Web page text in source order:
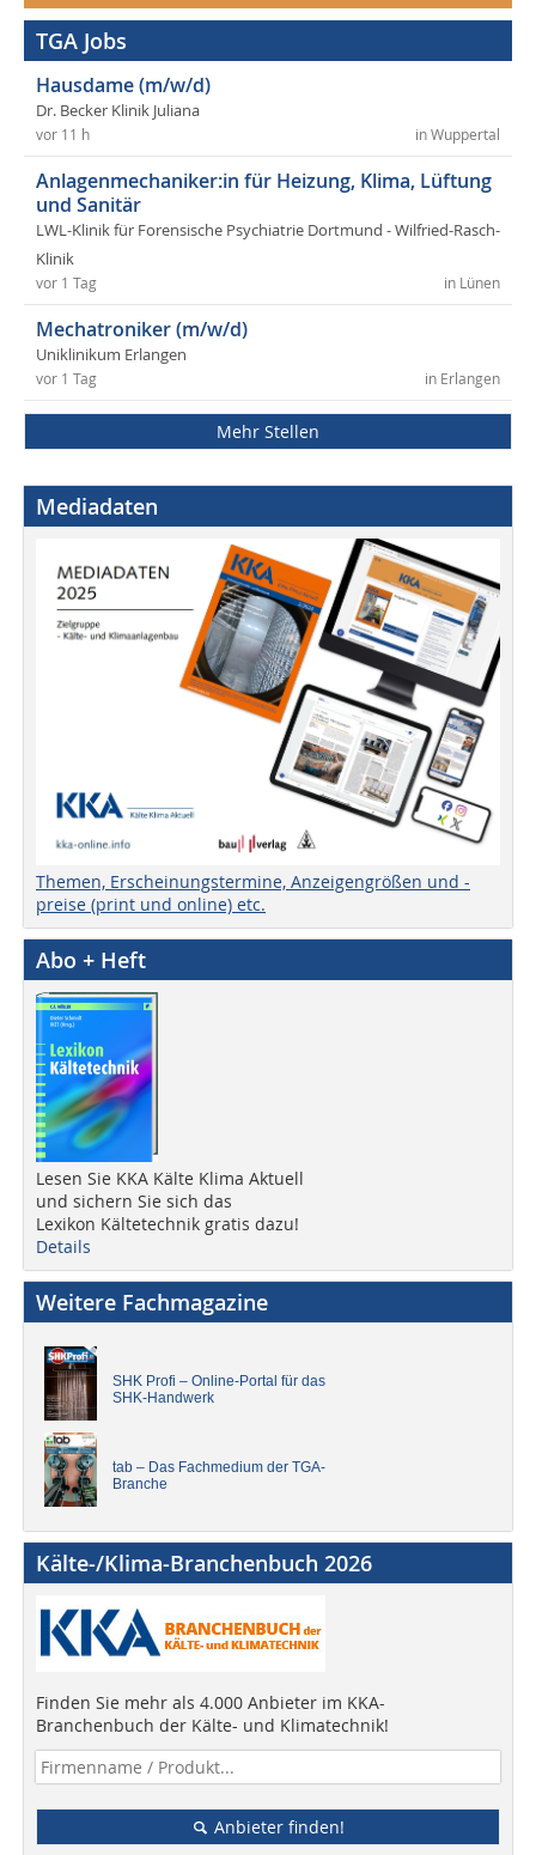
TGA Jobs
Hausdame (m/w/d)
Dr. Becker Klinik Juliana
in Wuppertal
vor 11 h
Anlagenmechaniker:in für Heizung, Klima, Lüftung
und Sanitär
LWL-Klinik für Forensische Psychiatrie Dortmund - Wilfried-Rasch-
Klinik
in Lünen
vor 1 Tag
Mechatroniker (m/w/d)
Uniklinikum Erlangen
in Erlangen
vor 1 Tag
Mehr Stellen
Mediadaten
Themen, Erscheinungstermine, Anzeigengrößen und -
preise (print und online) etc.
Abo + Heft
Lesen Sie KKA Kälte Klima Aktuell
und sichern Sie sich das
Lexikon Kältetechnik gratis dazu!
Details
Weitere Fachmagazine
SHK Profi – Online-Portal für das
SHK-Handwerk
tab – Das Fachmedium der TGA-
Branche
Kälte-/Klima-Branchenbuch 2026
Finden Sie mehr als 4.000 Anbieter im KKA-
Branchenbuch der Kälte- und Klimatechnik!
Anbieter finden!